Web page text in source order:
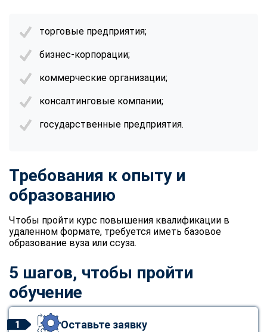
торговые предприятия;
бизнес-корпорации;
коммерческие организации;
консалтинговые компании;
государственные предприятия.
Требования к опыту и
образованию
Чтобы пройти курс повышения квалификации в
удаленном формате, требуется иметь базовое
образование вуза или ссуза.
5 шагов, чтобы пройти
обучение
1 Оставьте заявку